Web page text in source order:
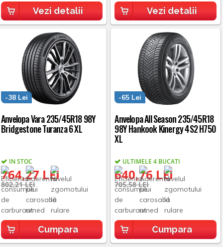
Vezi detalii Vezi detalii
Anvelopa Vara 235/45R18 98Y
Bridgestone Turanza 6 XL
IN STOC
764,27 LEI
-38 Lei
802,21 LEI
Cumpara
Anvelopa All Season 235/45R18
98Y Hankook Kinergy 4S2 H750
XL
ULTIMELE 4 BUCATI
640,76 LEI
-65 Lei
705,58 LEI
Cumpara